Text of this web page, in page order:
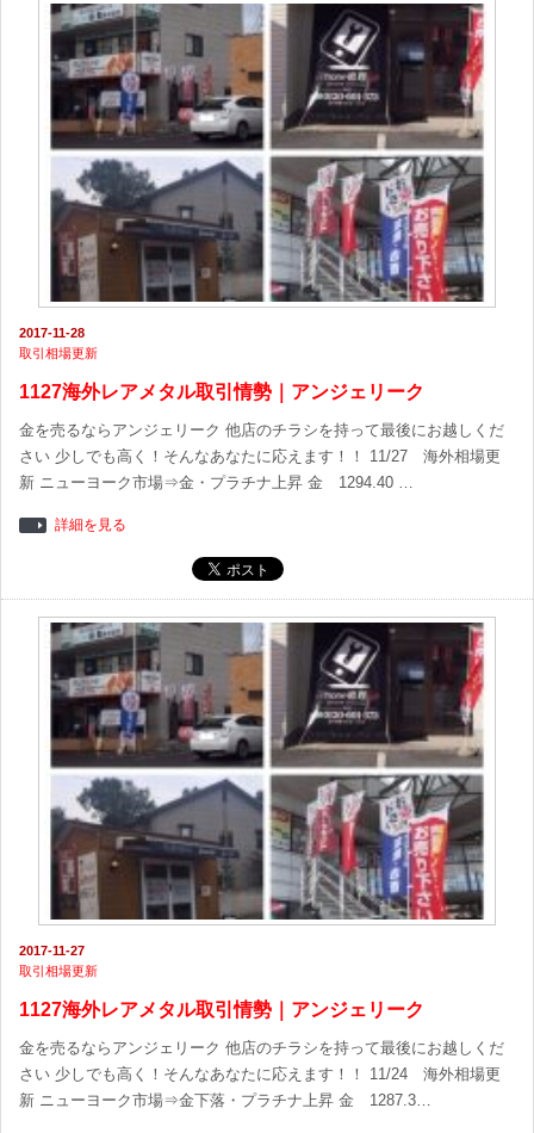
2017-11-28
取引相場更新
1127海外レアメタル取引情勢｜アンジェリーク
金を売るならアンジェリーク 他店のチラシを持って最後にお越しくだ
さい 少しでも高く！そんなあなたに応えます！！ 11/27 海外相場更
新 ニューヨーク市場⇒金・プラチナ上昇 金 1294.40 …
詳細を見る
2017-11-27
取引相場更新
1127海外レアメタル取引情勢｜アンジェリーク
金を売るならアンジェリーク 他店のチラシを持って最後にお越しくだ
さい 少しでも高く！そんなあなたに応えます！！ 11/24 海外相場更
新 ニューヨーク市場⇒金下落・プラチナ上昇 金 1287.3…